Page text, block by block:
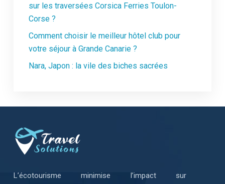
sur les traversées Corsica Ferries Toulon-
Corse ?
Comment choisir le meilleur hôtel club pour
votre séjour à Grande Canarie ?
Nara, Japon : la vile des biches sacrées
L’écotourisme minimise l’impact sur